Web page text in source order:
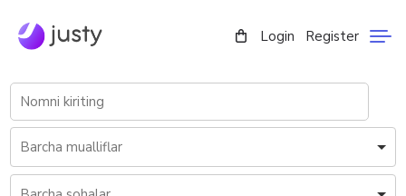
Login Register